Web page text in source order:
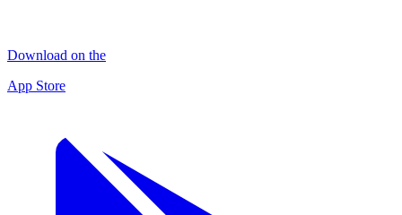
Download on the
App Store